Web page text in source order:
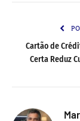
Cartão de
Certa Reduz